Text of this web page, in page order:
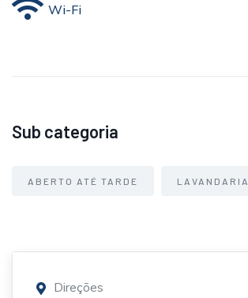
Wi-Fi
Sub categoria
ABERTO ATÉ TARDE LAVANDARIA
Direções